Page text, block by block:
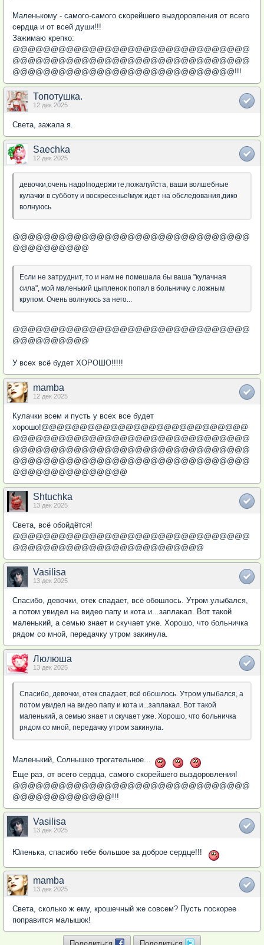
Маленькому - самого-самого скорейшего выздоровления от всего
сердца и от всей души!!!
Зажимаю крепко:
@@@@@@@@@@@@@@@@@@@@@@@@@@@@@@@
@@@@@@@@@@@@@@@@@@@@@@@@@@@@@@@
@@@@@@@@@@@@@@@@@@@@@@@@@@@@@!!!
Топотушка.
12 дек 2025
Света, зажала я.
Saechka
12 дек 2025
девочки,очень надо!подержите,пожалуйста, ваши волшебные
кулачки в субботу и воскресенье!муж идет на обследования,дико
волнуюсь
@@@@@@@@@@@@@@@@@@@@@@@@@@@@@@@
@@@@@@@@@@
Если не затруднит, то и нам не помешала бы ваша "кулачная
сила", мой маленький цыпленок попал в больничку с ложным
крупом. Очень волнуюсь за него...
@@@@@@@@@@@@@@@@@@@@@@@@@@@@@@@
@@@@@@@@@@
У всех всё будет ХОРОШО!!!!!
mamba
12 дек 2025
Кулачки всем и пусть у всех все будет
хорошо!@@@@@@@@@@@@@@@@@@@@@@@@@@@
@@@@@@@@@@@@@@@@@@@@@@@@@@@@@@@
@@@@@@@@@@@@@@@@@@@@@@@@@@@@@@@
@@@@@@@@@@@@@@@@@@@@@@@@@@@@@@@
@@@@@@@@@@@@@@@
Shtuchka
13 дек 2025
Света, всё обойдётся!
@@@@@@@@@@@@@@@@@@@@@@@@@@@@@@@
@@@@@@@@@@@@@@@@@@@@@@@@@
Vasilisa
13 дек 2025
Спасибо, девочки, отек спадает, всё обошлось. Утром улыбался,
а потом увидел на видео папу и кота и...заплакал. Вот такой
маленький, а семью знает и скучает уже. Хорошо, что больничка
рядом со мной, передачку утром закинула.
Люлюша
13 дек 2025
Спасибо, девочки, отек спадает, всё обошлось. Утром улыбался, а
потом увидел на видео папу и кота и...заплакал. Вот такой
маленький, а семью знает и скучает уже. Хорошо, что больничка
рядом со мной, передачку утром закинула.
Маленький, Солнышко трогательное...
Еще раз, от всего сердца, самого скорейшего выздоровления!
@@@@@@@@@@@@@@@@@@@@@@@@@@@@@@@
@@@@@@@@@@@@@!!!
Vasilisa
13 дек 2025
Юленька, спасибо тебе большое за доброе сердце!!!
mamba
13 дек 2025
Света, сколько ж ему, крошечный же совсем? Пусть поскорее
поправится малышок!